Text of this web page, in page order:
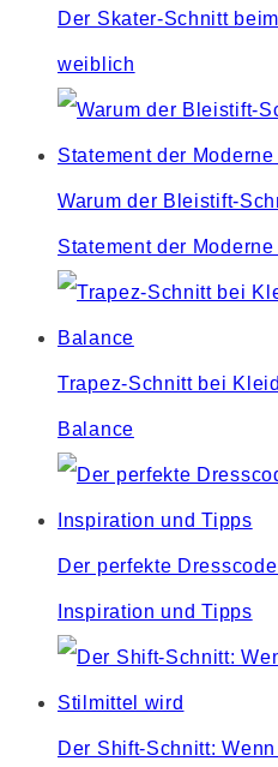
Der Skater-Schnitt
weiblich
Warum der Bleistift-
Statement der
Trapez-Schnitt bei
Balance
Der perfekte
Inspiration und Tipps
Der Shift-Schnitt: